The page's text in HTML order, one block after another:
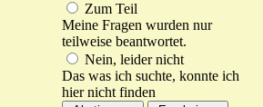
Zum Teil
Meine Fragen wurden nur
teilweise beantwortet.
Nein, leider nicht
Das was ich suchte, konnte ich
hier nicht finden